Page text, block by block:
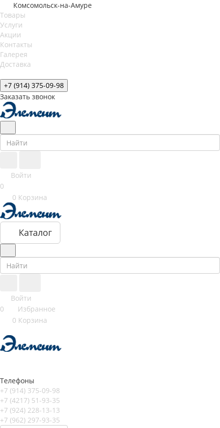
Комсомольск-на-Амуре
Товары
Услуги
Акции
Контакты
Галерея
Доставка
+7 (914) 375-09-98
Заказать звонок
Войти
0
0 Корзина
Каталог
Войти
0
Избранное
0 Корзина
Телефоны
+7 (914) 375-09-98
+7 (4217) 51-93-35
+7 (924) 228-13-13
+7 (962) 297-93-35